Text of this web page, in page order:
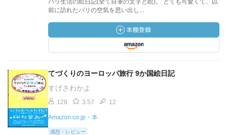
パリ生活の絵日記(全て自筆の文字と絵)。 とても可愛くて、以
前に訪れたパリの空気を思い出し...
てづくりのヨーロッパ旅行 9か国絵日記
すげさわかよ
128 3.57 12
Amazon.co.jp・本
感想・レビュー